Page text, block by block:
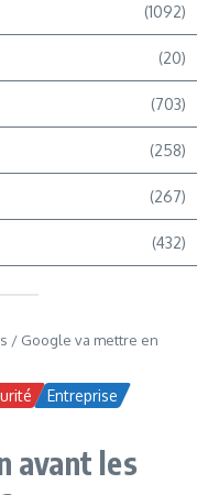
(1092)
(20)
(703)
(258)
(267)
(432)
/ Google va mettre en
Entreprise
avant les